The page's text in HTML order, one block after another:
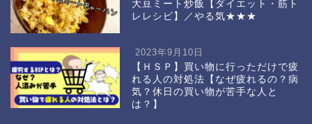
大豆ミート炒飯【ダイエット・筋ト
レレシピ】／やる気★★★
2023年9月10日
【ＨＳＰ】買い物に行っただけで疲
れる人の対処法【なぜ疲れるの？病
気？休日の買い物が苦手な人と
は？】